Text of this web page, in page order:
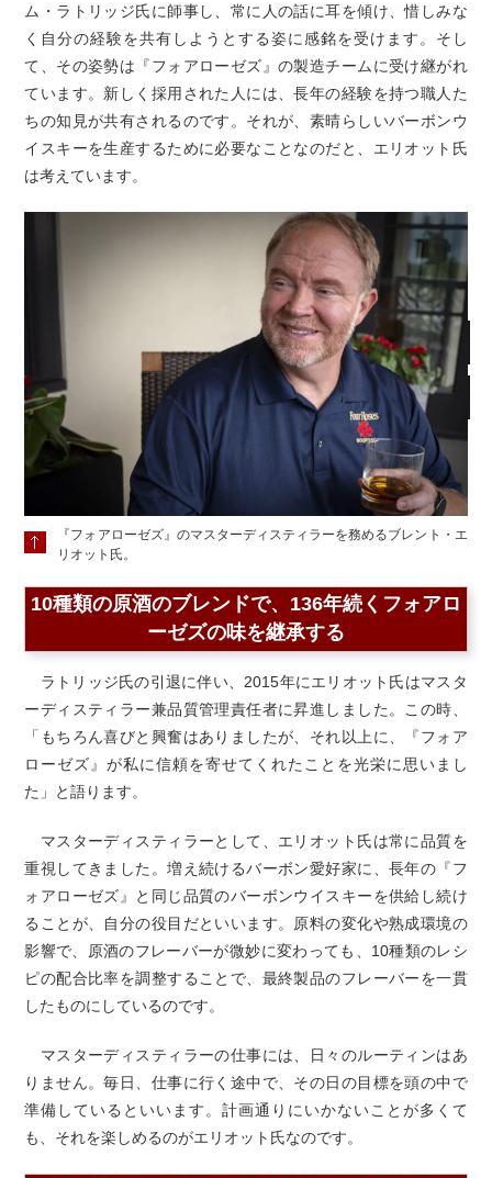
ム・ラトリッジ氏に師事し、常に人の話に耳を傾け、惜しみな
く自分の経験を共有しようとする姿に感銘を受けます。そし
て、その姿勢は『フォアローゼズ』の製造チームに受け継がれ
ています。新しく採用された人には、長年の経験を持つ職人た
ちの知見が共有されるのです。それが、素晴らしいバーボンウ
イスキーを生産するために必要なことなのだと、エリオット氏
は考えています。
『フォアローゼズ』のマスターディスティラーを務めるブレント・エ
リオット氏。
10種類の原酒のブレンドで、136年続くフォアロ
ーゼズの味を継承する
ラトリッジ氏の引退に伴い、2015年にエリオット氏はマスタ
ーディスティラー兼品質管理責任者に昇進しました。この時、
「もちろん喜びと興奮はありましたが、それ以上に、『フォア
ローゼズ』が私に信頼を寄せてくれたことを光栄に思いまし
た」と語ります。
マスターディスティラーとして、エリオット氏は常に品質を
重視してきました。増え続けるバーボン愛好家に、長年の『フ
ォアローゼズ』と同じ品質のバーボンウイスキーを供給し続け
ることが、自分の役目だといいます。原料の変化や熟成環境の
影響で、原酒のフレーバーが微妙に変わっても、10種類のレシ
ピの配合比率を調整することで、最終製品のフレーバーを一貫
したものにしているのです。
マスターディスティラーの仕事には、日々のルーティンはあ
りません。毎日、仕事に行く途中で、その日の目標を頭の中で
準備しているといいます。計画通りにいかないことが多くて
も、それを楽しめるのがエリオット氏なのです。